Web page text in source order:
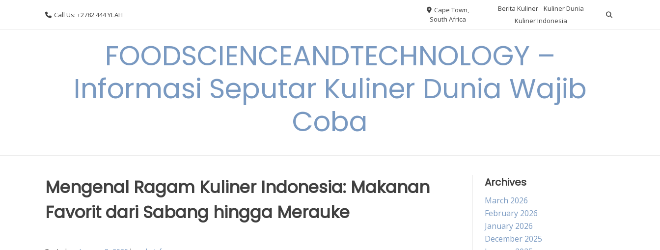
Call Us: +2782 444 YEAH
Cape Town,
South Africa
Berita Kuliner
Kuliner Dunia
Kuliner Indonesia
FOODSCIENCEANDTECHNOLOGY –
Informasi Seputar Kuliner Dunia Wajib
Coba
Mengenal Ragam Kuliner Indonesia: Makanan
Favorit dari Sabang hingga Merauke
Archives
March 2026
February 2026
January 2026
December 2025